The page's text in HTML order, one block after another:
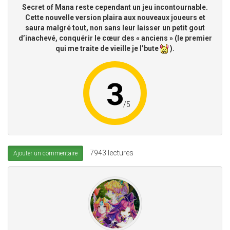
Secret of Mana reste cependant un jeu incontournable.
Cette nouvelle version plaira aux nouveaux joueurs et
saura malgré tout, non sans leur laisser un petit gout
d’inachevé, conquérir le cœur des « anciens » (le premier
qui me traite de vieille je l’bute
).
3/5
Ajouter un commentaire 7943 lectures